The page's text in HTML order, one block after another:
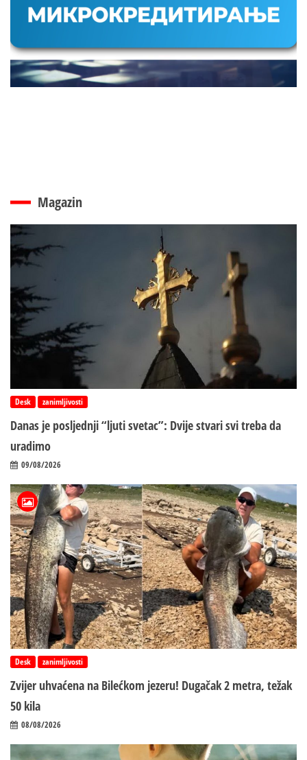
Magazin
Desk zanimljivosti
Danas je posljednji “ljuti svetac”: Dvije stvari svi treba da
uradimo
09/08/2026
Desk zanimljivosti
Zvijer uhvaćena na Bilećkom jezeru! Dugačak 2 metra, težak
50 kila
08/08/2026